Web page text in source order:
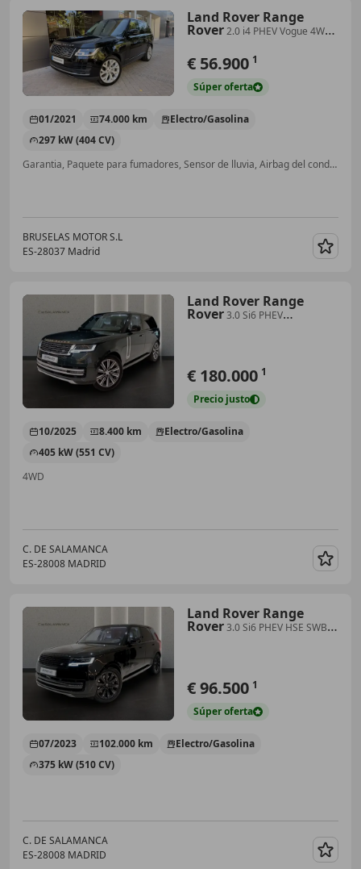
Land Rover Range
Rover2.0 i4 PHEV Vogue 4WD
€ 56.900 1
Súperoferta
01/2021 74.000 km
Electro/Gasolina
297 kW (404 CV)
Garantia, Paquete para fumadores, Sensor de lluvia, Airbag del conductor, Faros de xenon, Airbags laterales, ABS, Luz diurna
BRUSELAS MOTOR S.L
ES-28037 Madrid
Land Rover Range
Rover3.0 Si6 PHEV
€ 180.000 1
Precio justo
10/2025 8.400 km
Electro/Gasolina
405 kW (551 CV)
4WD
C. DE SALAMANCA
ES-28008 MADRID
Land Rover Range
Rover3.0 Si6 PHEV HSE SWB
€ 96.500 1
Súperoferta
07/2023 102.000 km
Electro/Gasolina
375 kW (510 CV)
C. DE SALAMANCA
ES-28008 MADRID